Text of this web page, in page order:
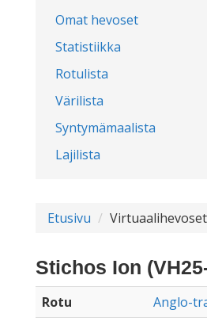
Omat hevoset
Statistiikka
Rotulista
Värilista
Syntymämaalista
Lajilista
Etusivu Virtuaalihevoset
Stichos Ion
Rotu
Anglo-